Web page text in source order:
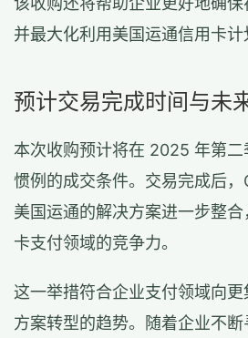
并最大化利用美国运通信用卡计
预计交易完成时间与未
本次收购预计将在 2025 年第二
惯例的成交条件。交易完成后
美国运通的解决方案进一步整
卡支付领域的竞争力。
这一举措符合企业支付领域向
方案转型的趋势。随着企业不